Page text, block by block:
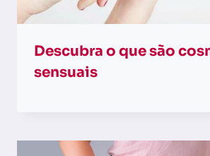
Descubra o que são
sensuais